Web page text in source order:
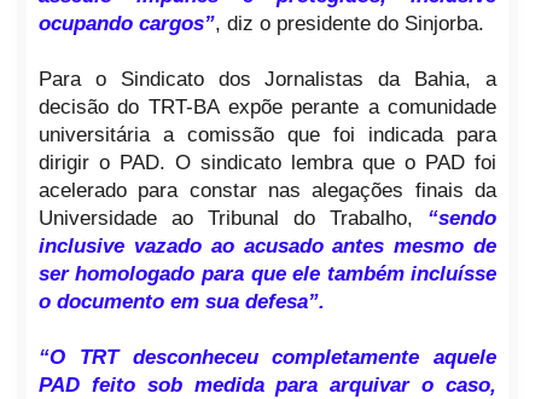
ocupando cargos”, diz o presidente do Sinjorba.
Para o Sindicato dos Jornalistas da Bahia, a
decisão do TRT-BA expõe perante a comunidade
universitária a comissão que foi indicada para
dirigir o PAD. O sindicato lembra que o PAD foi
acelerado para constar nas alegações finais da
Universidade ao Tribunal do Trabalho, “sendo
inclusive vazado ao acusado antes mesmo de
ser homologado para que ele também incluísse
o documento em sua defesa”.
“O TRT desconheceu completamente aquele
PAD feito sob medida para arquivar o caso,